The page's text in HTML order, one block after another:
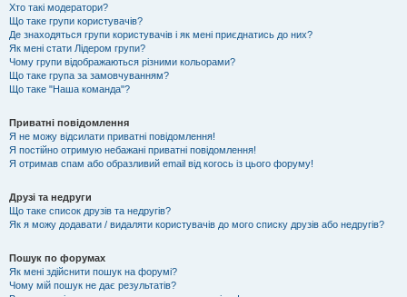
Хто такі модератори?
Що таке групи користувачів?
Де знаходяться групи користувачів і як мені приєднатись до них?
Як мені стати Лідером групи?
Чому групи відображаються різними кольорами?
Що таке група за замовчуванням?
Що таке "Наша команда"?
Приватні повідомлення
Я не можу відсилати приватні повідомлення!
Я постійно отримую небажані приватні повідомлення!
Я отримав спам або образливий email від когось із цього форуму!
Друзі та недруги
Що таке список друзів та недругів?
Як я можу додавати / видаляти користувачів до мого списку друзів або недругів?
Пошук по форумах
Як мені здійснити пошук на форумі?
Чому мій пошук не дає результатів?